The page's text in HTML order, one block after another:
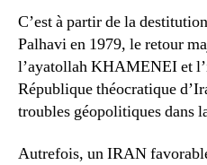
C’est à partir de la
Palhavi en 1979, le retour
l’ayatollah KHAMENEI et
République théocratique
troubles géopolitiques dans
Autrefois, un IRAN